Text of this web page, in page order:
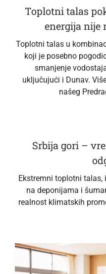
Toplotni talas
energija nije
Toplotni talas u
koji je posebno
smanjenje
uključujući i Dunav.
našeg
Srbija gori –
Ekstremni toplotni talas,
na deponijama i
realnost klimatskih